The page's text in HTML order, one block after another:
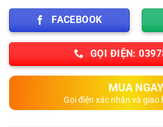
FACEBOOK
GỌI ĐIỆN:
MUA NGAY
Gọi điện xác nhận và giao